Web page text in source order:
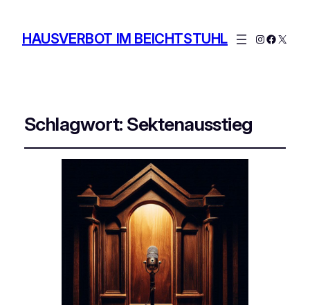
HAUSVERBOT IM BEICHTSTUHL Instagram
X
Schlagwort: Sektenausstieg